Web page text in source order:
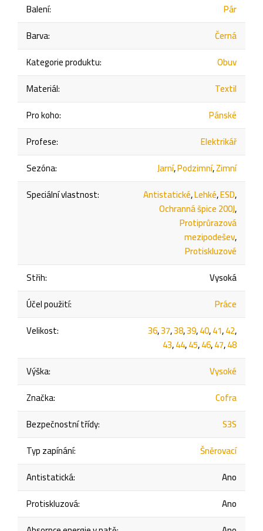
Balení:
Pár
Barva:
Černá
Kategorie produktu:
Obuv
Materiál:
Textil
Pro koho:
Pánské
Profese:
Elektrikář
Sezóna: Jarní,Podzimní,Zimní
Speciální vlastnost: Antistatické,Lehké,ESD,
Ochranná špice 200J,
Protiprůrazová
mezipodešev,
Protiskluzové
Střih:
Vysoká
Účel použití:
Práce
Velikost: 36,37,38,39,40,41,42,
43,44,45,46,47,48
Výška:
Vysoké
Značka:
Cofra
Bezpečnostní třídy:
S3S
Typ zapínání:
Šněrovací
Antistatická:
Ano
Protiskluzová:
Ano